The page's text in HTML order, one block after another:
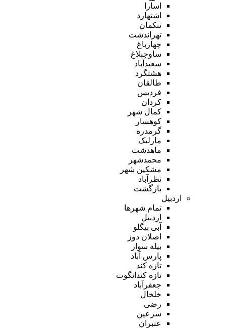
اسارا
اشتهارد
تنکمان
تهراندشت
چهارباغ
ساوجبلاغ
سعیدآباد
هشتگرد
طالقان
فردیس
کردان
کمال شهر
کوهسار
گرمدره
مارلیک
ماهدشت
محمدشهر
مشکین شهر
نظرآباد
بازگشت
اردبیل
تمام شهر‌ها
اردبیل
آبی بیگلو
اصلان دوز
بیله سوار
پارس آباد
تازه کند
تازه کندانگوت
جعفرآباد
خلخال
رضی
سرعین
عنبران